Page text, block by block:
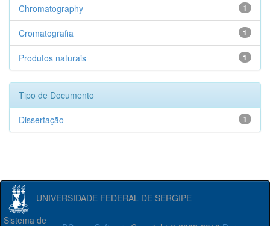
1
Chromatography
1
Cromatografia
1
Produtos naturais
Tipo de Documento
1
Dissertação
UNIVERSIDADE FEDERAL DE SERGIPE
Sistema de